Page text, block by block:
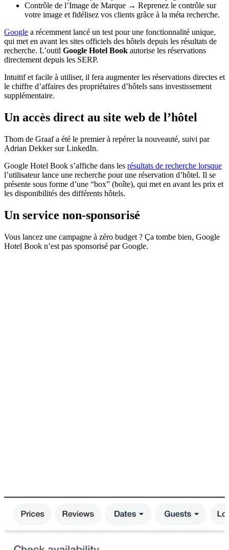
Contrôle de l’Image de Marque → Reprenez le contrôle sur
votre image et fidélisez vos clients grâce à la méta recherche.
Google a récemment lancé un test pour une fonctionnalité unique,
qui met en avant les sites officiels des hôtels depuis les résultats de
recherche. L’outil Google Hotel Book autorise les réservations
directement depuis les SERP.
Intuitif et facile à utiliser, il fera augmenter les réservations directes et
le chiffre d’affaires des propriétaires d’hôtels sans investissement
supplémentaire.
Un accès direct au site web de l’hôtel
Thom de Graaf a été le premier à repérer la nouveauté, suivi par
Adrian Dekker sur LinkedIn.
Google Hotel Book s’affiche dans les résultats de recherche lorsque
l’utilisateur lance une recherche pour une réservation d’hôtel. Il se
présente sous forme d’une “box” (boîte), qui met en avant les prix et
les disponibilités des différents hôtels.
Un service non-sponsorisé
Vous lancez une campagne à zéro budget ? Ça tombe bien, Google
Hotel Book n’est pas sponsorisé par Google.